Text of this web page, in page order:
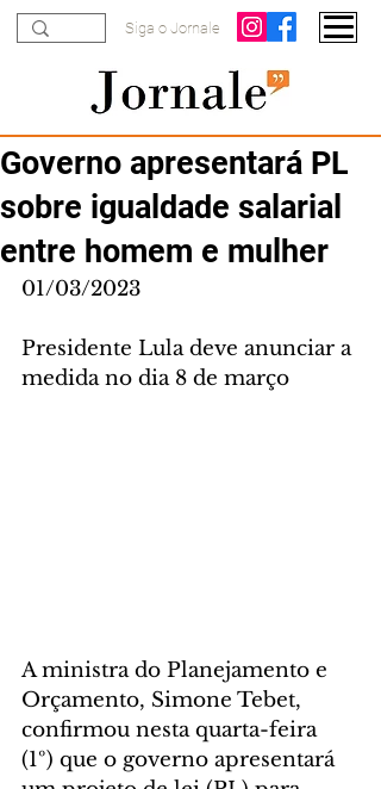
Siga o Jornale
Governo apresentará PL
sobre igualdade salarial
entre homem e mulher
01/03/2023
Presidente Lula deve anunciar a
medida no dia 8 de março
A ministra do Planejamento e
Orçamento, Simone Tebet,
confirmou nesta quarta-feira
(1º) que o governo apresentará